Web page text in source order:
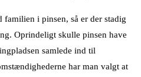
familien i pinsen, så er der stadig
Oprindeligt skulle pinsen have
samlede ind til
har man valgt at